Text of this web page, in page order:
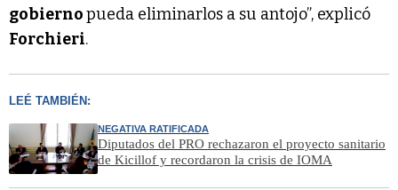
gobiernopueda eliminarlos a su antojo”, explicó
Forchieri.
LEÉ TAMBIÉN:
NEGATIVA RATIFICADA
Diputados del PRO rechazaron el proyecto sanitario
de Kicillof y recordaron la crisis de IOMA